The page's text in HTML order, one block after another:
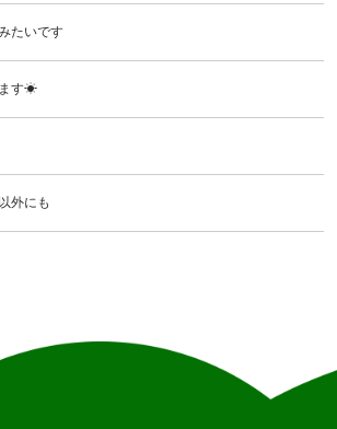
たいです
す☀
外にも